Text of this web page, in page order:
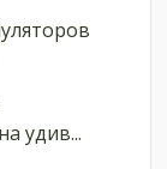
удив...